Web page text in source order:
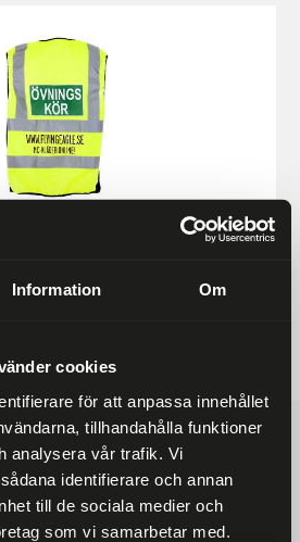
Information Om
cookies
för att anpassa innehållet
tillhandahålla funktioner
analysera vår trafik. Vi
identifierare och annan
till de sociala medier och
som vi samarbetar med.
över 2000 kr
LEVERANS
med DHL